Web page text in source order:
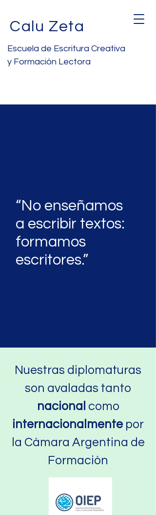
Calu Zeta
Escuela de Escritura Creativa
y Formación Lectora
“No enseñamos
a escribir textos:
formamos
escritores.”
Nuestras diplomaturas
son avaladas tanto
nacional como
internacionalmente por
la Cámara Argentina de
Formación